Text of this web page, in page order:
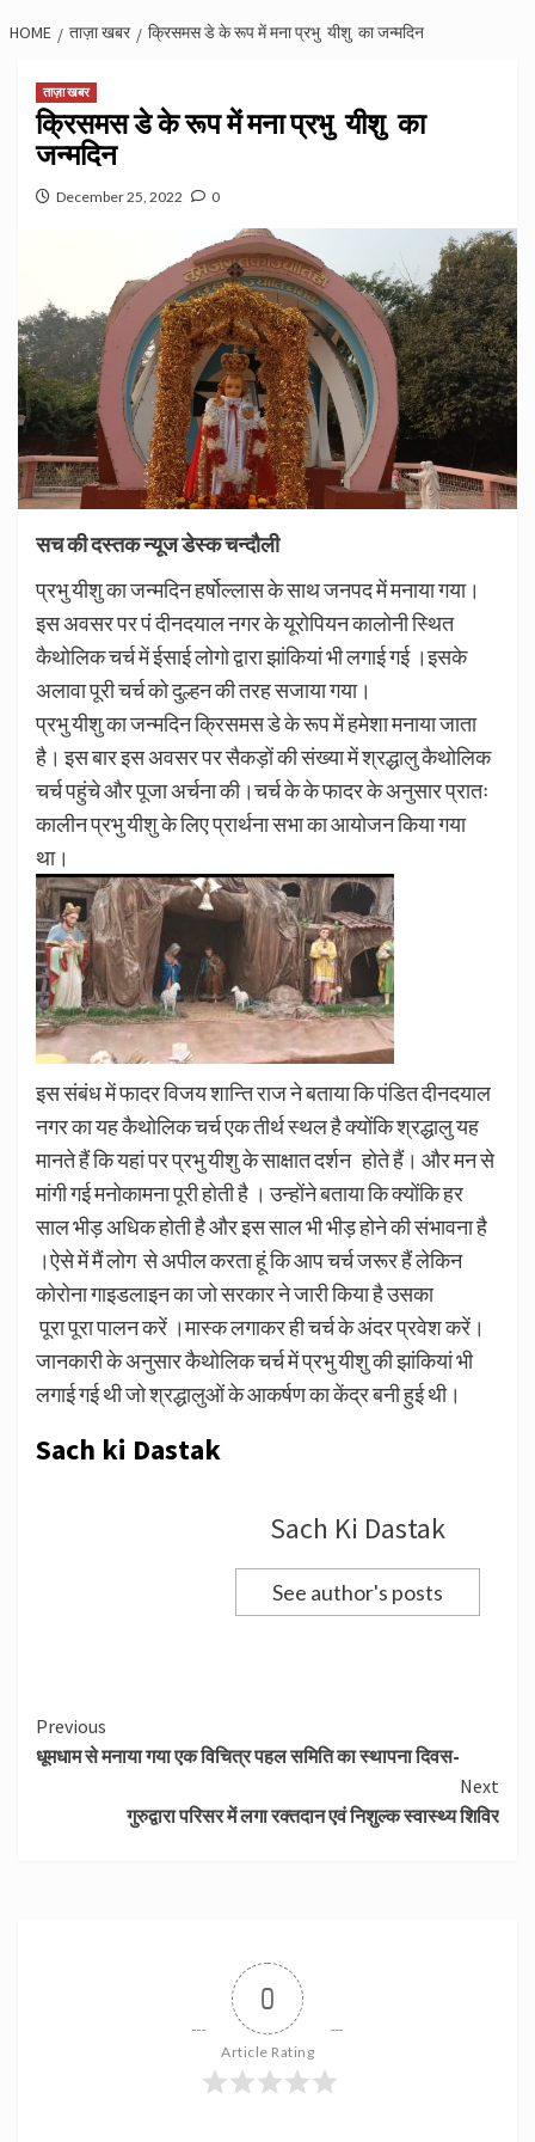
HOME ताज़ा खबर क्रिसमस डे के रूप में मना प्रभु यीशु का जन्मदिन
ताज़ा खबर
क्रिसमस डे के रूप में मना प्रभु यीशु का
जन्मदिन
December 25, 2022 0
सच की दस्तक न्यूज डेस्क चन्दौली
प्रभु यीशु का जन्मदिन हर्षोल्लास के साथ जनपद में मनाया गया।
इस अवसर पर पं दीनदयाल नगर के यूरोपियन कालोनी स्थित
कैथोलिक चर्च में ईसाई लोगो द्वारा झांकियां भी लगाई गई ।इसके
अलावा पूरी चर्च को दुल्हन की तरह सजाया गया।
प्रभु यीशु का जन्मदिन क्रिसमस डे के रूप में हमेशा मनाया जाता
है। इस बार इस अवसर पर सैकड़ों की संख्या में श्रद्धालु कैथोलिक
चर्च पहुंचे और पूजा अर्चना की।चर्च के के फादर के अनुसार प्रातः
कालीन प्रभु यीशु के लिए प्रार्थना सभा का आयोजन किया गया
था।
इस संबंध में फादर विजय शान्ति राज ने बताया कि पंडित दीनदयाल
नगर का यह कैथोलिक चर्च एक तीर्थ स्थल है क्योंकि श्रद्धालु यह
मानते हैं कि यहां पर प्रभु यीशु के साक्षात दर्शन होते हैं। और मन से
मांगी गई मनोकामना पूरी होती है । उन्होंने बताया कि क्योंकि हर
साल भीड़ अधिक होती है और इस साल भी भीड़ होने की संभावना है
।ऐसे में मैं लोग से अपील करता हूं कि आप चर्च जरूर हैं लेकिन
कोरोना गाइडलाइन का जो सरकार ने जारी किया है उसका
पूरा पूरा पालन करें ।मास्क लगाकर ही चर्च के अंदर प्रवेश करें।
जानकारी के अनुसार कैथोलिक चर्च में प्रभु यीशु की झांकियां भी
लगाई गई थी जो श्रद्धालुओं के आकर्षण का केंद्र बनी हुई थी।
Sach ki Dastak
Sach Ki Dastak
See author's posts
Continue
Reading
Previous
धूमधाम से मनाया गया एक विचित्र पहल समिति का स्थापना दिवस-
Next
गुरुद्वारा परिसर में लगा रक्तदान एवं निशुल्क स्वास्थ्य शिविर
0
Article Rating